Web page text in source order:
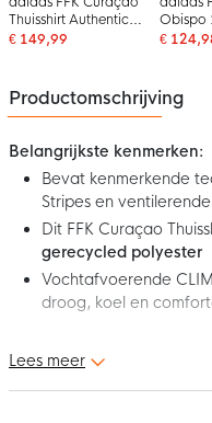
Thuisshirt Authentic
2026-2028
€ 149,99
Obispo
2026-
€
Productomschrijving
Belangrijkste kenmerken:
Bevat kenmerkende
Stripes en
Dit FFK Curaçao
gerecycled polyester
Vochtafvoerende
droog, koel en
Dit is het adidas FFK
Lees meer